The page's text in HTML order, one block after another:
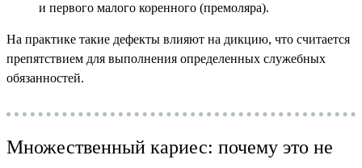
и первого малого коренного (премоляра).
На практике такие дефекты влияют на дикцию, что считается
препятствием для выполнения определенных служебных
обязанностей.
Множественный кариес: почему это не